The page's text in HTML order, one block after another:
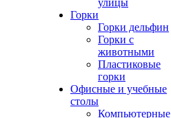
улицы
Горки
Горки дельфин
Горки с
животными
Пластиковые
горки
Офисные и учебные
столы
Компьютерные